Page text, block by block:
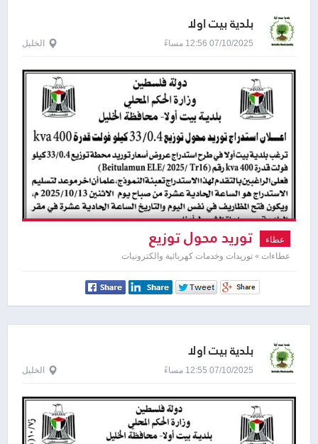
بلدية بيت اولا
07/10/2025 12:56 مساءً الخليل
عطاء توريد محول توزيع
عطاءات » توريدات وخدمات كهربائية والكترونيات
بلدية بيت اولا
07/10/2025 12:55 مساءً الخليل